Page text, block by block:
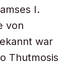
I.
von
war
Thutmosis